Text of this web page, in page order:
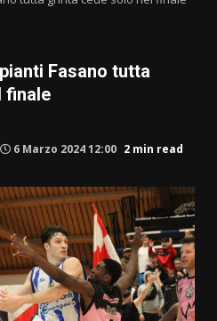
Fasano tutta
finale
6 Marzo 2024 12:00 2 min read